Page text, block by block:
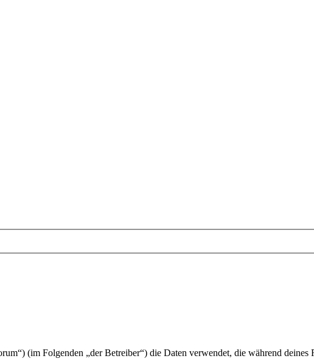
(im Folgenden „der Betreiber“) die Daten verwendet, die während deines